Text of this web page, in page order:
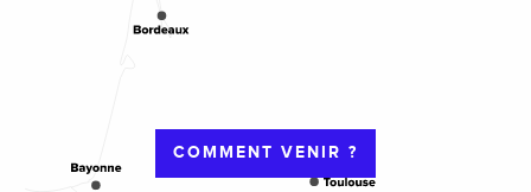
COMMENT VENIR ?